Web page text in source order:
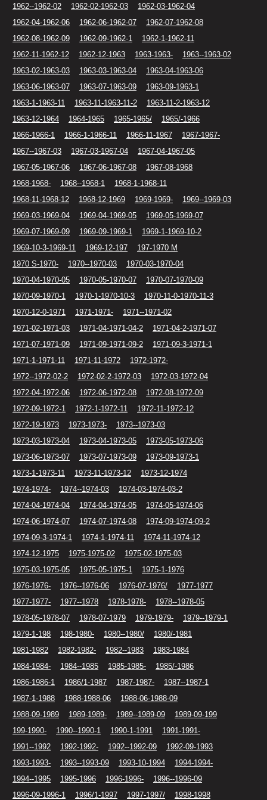
1962--1962-02
1962-02-1962-03
1962-03-1962-04
1962-04-1962-06
1962-06-1962-07
1962-07-1962-08
1962-08-1962-09
1962-09-1962-1
1962-1-1962-11
1962-11-1962-12
1962-12-1963 1963-1963-
1963--1963-02
1963-02-1963-03
1963-03-1963-04
1963-04-1963-06
1963-06-1963-07
1963-07-1963-09
1963-09-1963-1
1963-1-1963-11
1963-11-1963-11-2
1963-11-2-1963-12
1963-12-1964
1964-1965 1965-1965/
1965/-1966
1966-1966-1
1966-1-1966-11 1966-11-1967
1967-1967-
1967--1967-03
1967-03-1967-04
1967-04-1967-05
1967-05-1967-06
1967-06-1967-08
1967-08-1968
1968-1968-
1968--1968-1
1968-1-1968-11
1968-11-1968-12
1968-12-1969 1969-1969-
1969--1969-03
1969-03-1969-04
1969-04-1969-05
1969-05-1969-07
1969-07-1969-09
1969-09-1969-1
1969-1-1969-10-2
1969-10-3-1969-11
1969-12-197
197-1970 M
1970 S-1970-
1970--1970-03
1970-03-1970-04
1970-04-1970-05
1970-05-1970-07
1970-07-1970-09
1970-09-1970-1
1970-1-1970-10-3
1970-11-0-1970-11-3
1970-12-0-1971
1971-1971-
1971--1971-02
1971-02-1971-03
1971-04-1971-04-2
1971-04-2-1971-07
1971-07-1971-09
1971-09-1971-09-2
1971-09-3-1971-1
1971-1-1971-11
1971-11-1972
1972-1972-
1972--1972-02-2
1972-02-2-1972-03
1972-03-1972-04
1972-04-1972-06
1972-06-1972-08
1972-08-1972-09
1972-09-1972-1
1972-1-1972-11
1972-11-1972-12
1972-19-1973
1973-1973-
1973--1973-03
1973-03-1973-04
1973-04-1973-05
1973-05-1973-06
1973-06-1973-07
1973-07-1973-09
1973-09-1973-1
1973-1-1973-11
1973-11-1973-12
1973-12-1974
1974-1974-
1974--1974-03
1974-03-1974-03-2
1974-04-1974-04
1974-04-1974-05
1974-05-1974-06
1974-06-1974-07
1974-07-1974-08
1974-09-1974-09-2
1974-09-3-1974-1
1974-1-1974-11
1974-11-1974-12
1974-12-1975
1975-1975-02
1975-02-1975-03
1975-03-1975-05
1975-05-1975-1
1975-1-1976
1976-1976-
1976--1976-06 1976-07-1976/
1977-1977
1977-1977-
1977--1978 1978-1978-
1978--1978-05
1978-05-1978-07
1978-07-1979 1979-1979-
1979--1979-1
1979-1-198
198-1980- 1980--1980/
1980/-1981
1981-1982
1982-1982- 1982--1983
1983-1984
1984-1984-
1984--1985 1985-1985-
1985/-1986
1986-1986-1
1986/1-1987 1987-1987-
1987--1987-1
1987-1-1988
1988-1988-06
1988-06-1988-09
1988-09-1989
1989-1989- 1989--1989-09
1989-09-199
199-1990-
1990--1990-1 1990-1-1991
1991-1991-
1991--1992
1992-1992- 1992--1992-09
1992-09-1993
1993-1993-
1993--1993-09 1993-10-1994
1994-1994-
1994--1995
1995-1996 1996-1996-
1996--1996-09
1996-09-1996-1
1996/1-1997 1997-1997/
1998-1998